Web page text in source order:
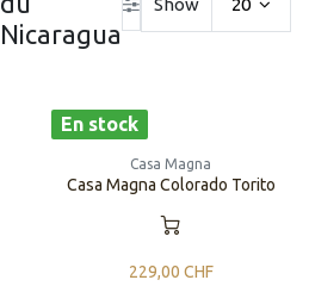
Nicaragua
En stock
Casa Magna
Casa Magna Colorado Torito
229,00 CHF